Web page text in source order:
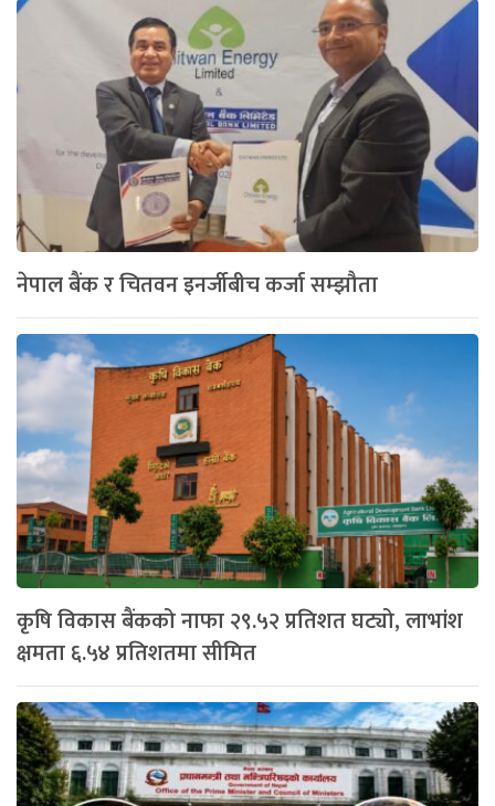
नेपाल बैंक र चितवन इनर्जीबीच कर्जा सम्झौता
कृषि विकास बैंकको नाफा २९.५२ प्रतिशत घट्यो, लाभांश
क्षमता ६.५४ प्रतिशतमा सीमित